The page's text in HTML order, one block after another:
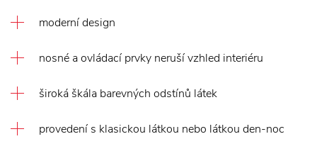
moderní design
nosné a ovládací prvky neruší vzhled interiéru
široká škála barevných odstínů látek
provedení s klasickou látkou nebo látkou den-noc